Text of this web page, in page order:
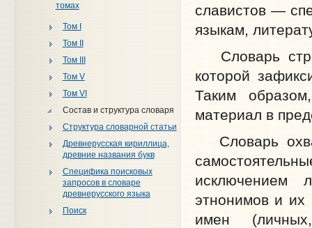
томах
Том I
Том II
Том III
Том V
Том VI
Состав и структура словаря
Структура словарной статьи
Древнерусская кириллица,
древние названия букв
Специфика поисковых
запросов в словаре
древнерусского языка
Поиск
славистов —
языкам,
Словарь
которой
Таким
материал в
Словарь
исключением
этнонимов и их
имен